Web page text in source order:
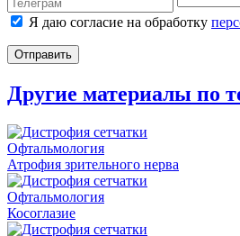
Я даю согласие на обработку
Отправить
Другие материалы по
Офтальмология
Атрофия зрительного нерва
Офтальмология
Косоглазие